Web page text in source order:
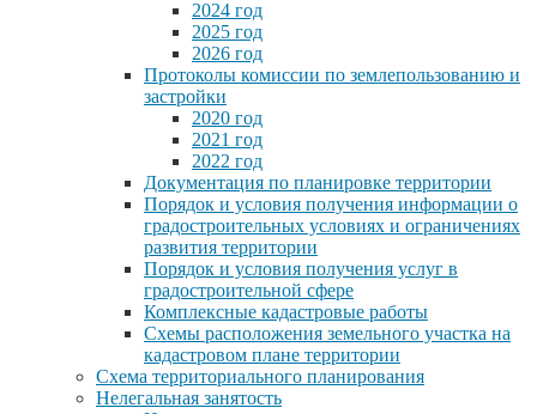
2024 год
2025 год
2026 год
Протоколы комиссии по землепользованию и
застройки
2020 год
2021 год
2022 год
Документация по планировке территории
Порядок и условия получения информации о
градостроительных условиях и ограничениях
развития территории
Порядок и условия получения услуг в
градостроительной сфере
Комплексные кадастровые работы
Схемы расположения земельного участка на
кадастровом плане территории
Схема территориального планирования
Нелегальная занятость